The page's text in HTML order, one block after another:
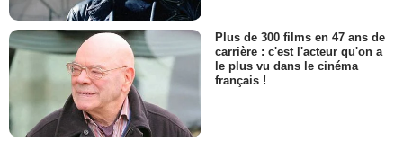
Plus de 300 films en 47 ans de
carrière : c'est l'acteur qu'on a
le plus vu dans le cinéma
français !